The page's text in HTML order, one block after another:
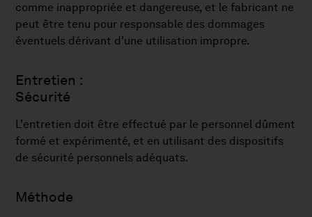
comme inappropriée et dangereuse, et le fabricant ne
peut être tenu pour responsable des dommages
éventuels dérivant d'une utilisation impropre.
Entretien :
Sécurité
L'entretien doit être effectué par le personnel dûment
formé et expérimenté, et en utilisant des dispositifs
de sécurité personnels adéquats.
Méthode